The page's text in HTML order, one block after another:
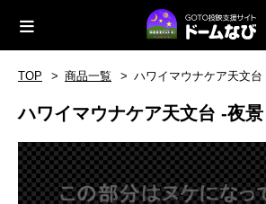
TOP 商品一覧 ハワイマウナケア天文台
ハワイマウナケア天文台 -夜景